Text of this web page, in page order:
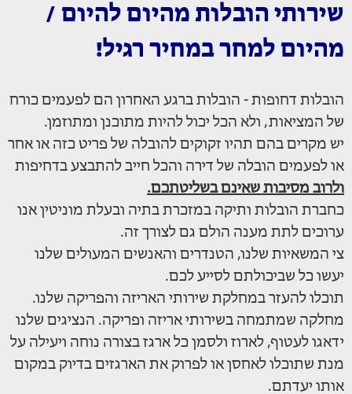
שירותי הובלות מהיום להיום /
מהיום למחר במחיר רגיל!
הובלות דחופות - הובלות ברגע האחרון הם לפעמים כורח
של המציאות, ולא הכל יכול להיות מתוכנן ומתוזמן.
יש מקרים בהם תהיו זקוקים להובלה של פריט כזה או אחר
או לפעמים הובלה של דירה והכל חייב להתבצע בדחיפות
ולרוב מסיבות שאינם בשליטתכם.
כחברת הובלות ותיקה במזכרת בתיה ובעלת מוניטין אנו
ערוכים לתת מענה הולם גם לצורך זה.
צי המשאיות שלנו, הטנדרים והאנשים המעולים שלנו
יעשו כל שביכולתם לסייע לכם.
תוכלו להעזר במחלקת שירותי האריזה והפריקה שלנו.
מחלקה שמתמחה בשירותי אריזה ופריקה. הנציגים שלנו
ידאגו לעטוף, לארוז ולסמן כל ארגז בצורה נוחה ויעילה על
מנת שתוכלו לאחסן או לפרוק את הארגזים בדיוק במקום
אותו יעדתם.